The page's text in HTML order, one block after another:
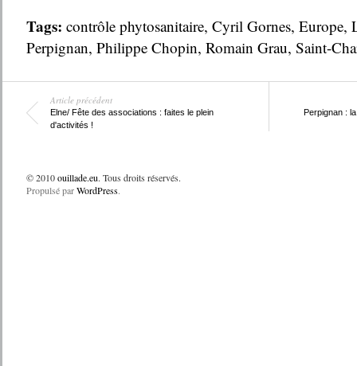
Tags: contrôle phytosanitaire, Cyril Gornes, Europe,
Perpignan, Philippe Chopin, Romain Grau, Saint-
Article précédent
Elne/ Fête des associations : faites le plein
d'activités !
Perpignan :
© 2010ouillade.eu. Tous droits réservés.
Propulsé parWordPress.